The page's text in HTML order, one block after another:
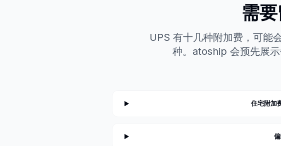
需
UPS 有十几种附加费，可能
种。atoship 会预先展
住宅附加